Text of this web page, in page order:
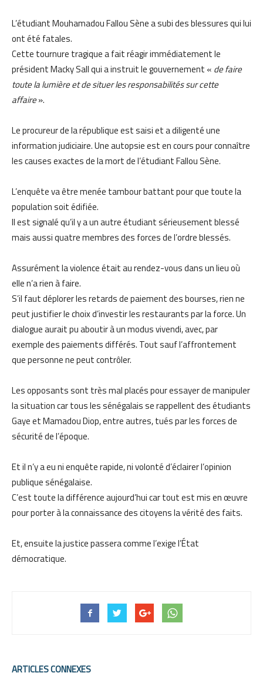
L’étudiant Mouhamadou Fallou Sène a subi des blessures qui lui
ont été fatales.
Cette tournure tragique a fait réagir immédiatement le
président Macky Sall qui a instruit le gouvernement « de faire
toute la lumière et de situer les responsabilités sur cette
affaire».
Le procureur de la république est saisi et a diligenté une
information judiciaire. Une autopsie est en cours pour connaître
les causes exactes de la mort de l’étudiant Fallou Sène.
L’enquête va être menée tambour battant pour que toute la
population soit édifiée.
Il est signalé qu’il y a un autre étudiant sérieusement blessé
mais aussi quatre membres des forces de l’ordre blessés.
Assurément la violence était au rendez-vous dans un lieu où
elle n’a rien à faire.
S’il faut déplorer les retards de paiement des bourses, rien ne
peut justifier le choix d’investir les restaurants par la force. Un
dialogue aurait pu aboutir à un modus vivendi, avec, par
exemple des paiements différés. Tout sauf l’affrontement
que personne ne peut contrôler.
Les opposants sont très mal placés pour essayer de manipuler
la situation car tous les sénégalais se rappellent des étudiants
Gaye et Mamadou Diop, entre autres, tués par les forces de
sécurité de l’époque.
Et il n’y a eu ni enquête rapide, ni volonté d’éclairer l’opinion
publique sénégalaise.
C’est toute la différence aujourd’hui car tout est mis en œuvre
pour porter à la connaissance des citoyens la vérité des faits.
Et, ensuite la justice passera comme l’exige l’État
démocratique.
ARTICLES CONNEXES